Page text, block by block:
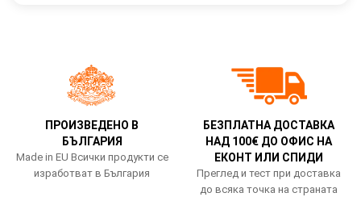
ПРОИЗВЕДЕНО В
БЪЛГАРИЯ
Made in EU Всички продукти се
изработват в България
БЕЗПЛАТНА ДОСТАВКА
НАД 100€ ДО ОФИС НА
ЕКОНТ ИЛИ СПИДИ
Преглед и тест при доставка
до всяка точка на страната